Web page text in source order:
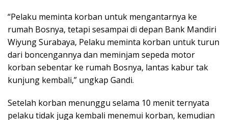
“Pelaku meminta korban untuk mengantarnya ke
rumah Bosnya, tetapi sesampai di depan Bank Mandiri
Wiyung Surabaya, Pelaku meminta korban untuk turun
dari boncengannya dan meminjam sepeda motor
korban sebentar ke rumah Bosnya, lantas kabur tak
kunjung kembali,” ungkap Gandi.
Setelah korban menunggu selama 10 menit ternyata
pelaku tidak juga kembali menemui korban, kemudian